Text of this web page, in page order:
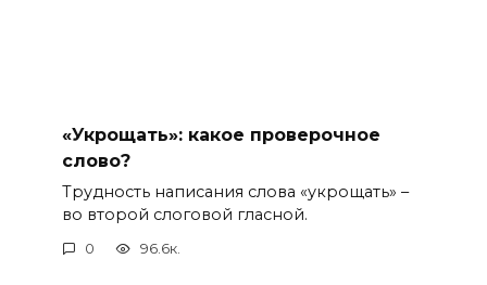
«Укрощать»: какое проверочное
слово?
Трудность написания слова «укрощать» –
во второй слоговой гласной.
0 96.6к.